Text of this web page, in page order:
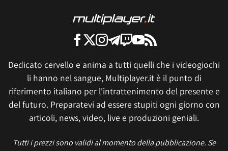
Dedicato cervello e anima a tutti quelli che i videogiochi
li hanno nel sangue, Multiplayer.it è il punto di
riferimento italiano per l'intrattenimento del presente e
del futuro. Preparatevi ad essere stupiti ogni giorno con
articoli, news, video, live e produzioni geniali.
Tutti i prezzi sono validi al momento della pubblicazione. Se